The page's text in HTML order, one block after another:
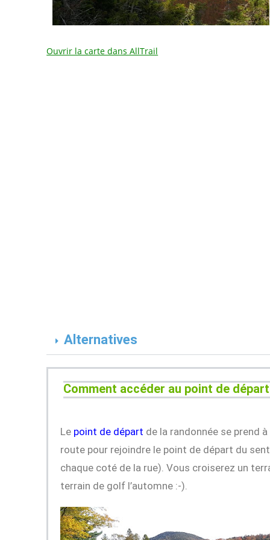
Ouvrir la carte dans AllTrail
Alternatives
Comment accéder au point de
Le point de départ de la randonnée se prend
route pour rejoindre le point de départ du
chaque coté de la rue). Vous croiserez un
terrain de golf l’automne :-).